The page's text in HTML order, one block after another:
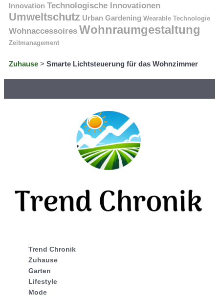
Innovation Technologische Innovationen
Umweltschutz Urban Gardening Wearable Technologie
Wohnaccessoires Wohnraumgestaltung
Zeitmanagement
Zuhause > Smarte Lichtsteuerung für das Wohnzimmer
Trend Chronik
Zuhause
Garten
Lifestyle
Mode